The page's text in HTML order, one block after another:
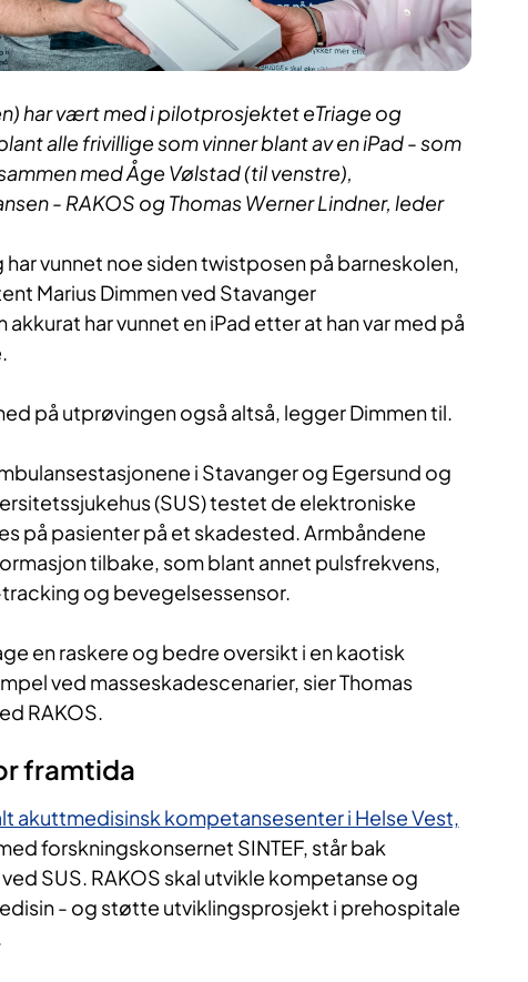
​har vært med i pilotprosjektet eTriage og
alle frivillige som vinner blant av en iPad - som
medÅge Vølstad(til venstre),
- RAKOS og Thomas Werner Lindner, leder
har vunnet noe siden twistposen på barneskolen,
Marius Dimmen ​ved Stavanger
har vunnet en iPad etter at han var med på
på utprøvingen også altså, legger Dimmen til.
i Stavanger og Egersund og
(SUS) testet de elektroniske
på pasienter på et skadested. Armbåndene
tilbake, som blant annet pulsfrekvens,
og bevegelsessensor.
en raskere og bedre oversikt i en kaotisk
ved masseskadescenarier, sier Thomas
RAKOS.
framtida
akuttmedisinsk kompetansesenter i Helse Vest,
forskningskonsernet SINTEF, står bak
SUS. RAKOS skal utvikle kompetanse og
- og støtte utviklingsprosjekt i prehospitale